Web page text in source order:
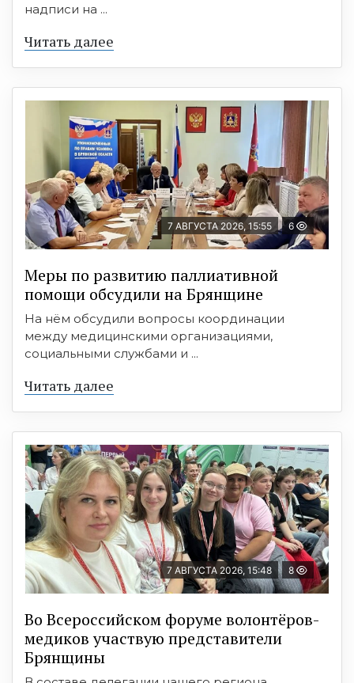
надписи на ...
Читать далее
7 АВГУСТА 2026, 15:55 6
Меры по развитию паллиативной
помощи обсудили на Брянщине
На нём обсудили вопросы координации
между медицинскими организациями,
социальными службами и ...
Читать далее
7 АВГУСТА 2026, 15:48 8
Во Всероссийском форуме волонтёров-
медиков участвую представители
Брянщины